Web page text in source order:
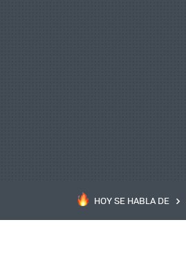
HOY SE HABLA DE